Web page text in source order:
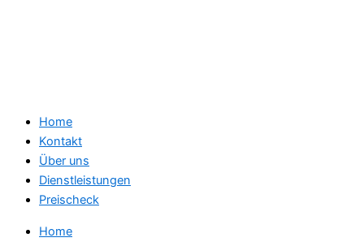
Home
Kontakt
Über uns
Dienstleistungen
Preischeck
Home